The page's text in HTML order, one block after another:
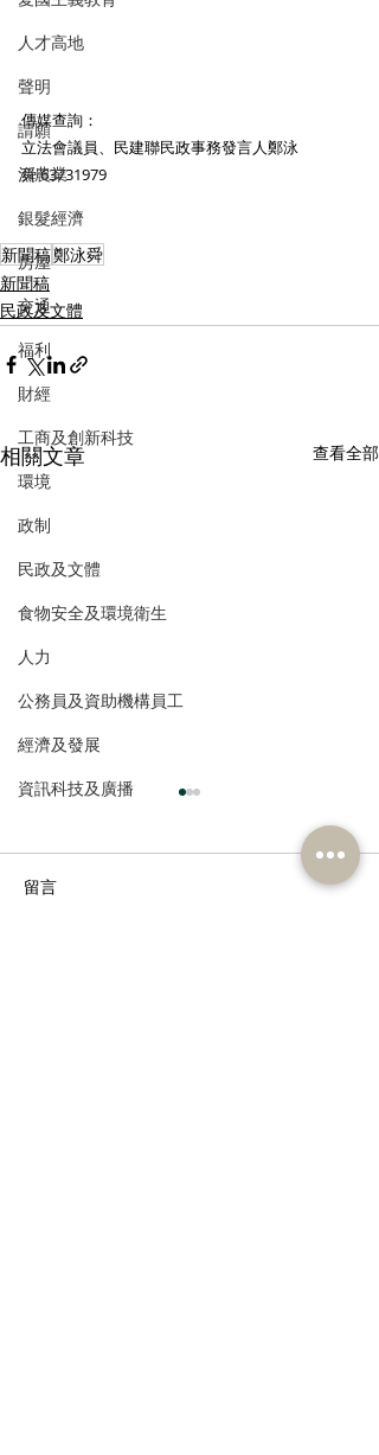
人才高地
聲明
請願
漁農業
銀髮經濟
房屋
交通
福利
財經
工商及創新科技
環境
政制
民政及文體
食物安全及環境衛生
人力
公務員及資助機構員工
經濟及發展
資訊科技及廣播
傳媒查詢：
立法會議員、民建聯民政事務發言人鄭泳
舜 63731979
新聞稿鄭泳舜
新聞稿
民政及文體
相關文章 查看全部
留言